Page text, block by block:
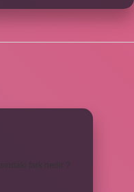
fark nedir ?